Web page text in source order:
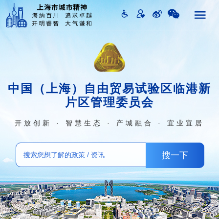
中国（上海）自由贸易试验区临港新
片区管理委员会
开放创新 · 智慧生态 · 产城融合 · 宜业宜居